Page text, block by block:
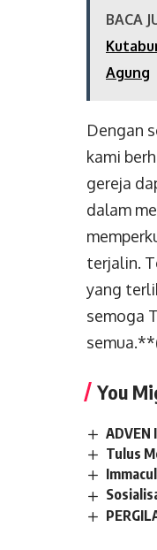
BACA
Agung
Dengan
kami
gereja
dalam
terjalin.
yang
semoga
You
ADVEN I
Tulus